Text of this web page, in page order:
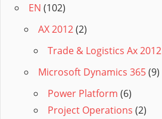
EN (102)
AX 2012(2)
Trade & Logistics Ax 2012
Microsoft Dynamics 365(9)
Power Platform (6)
Project Operations (2)